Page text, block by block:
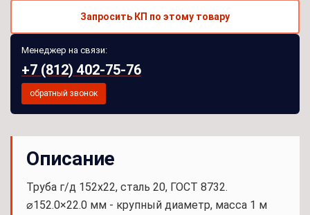
Запросить КП по этому товару
Менеджер на связи:
+7 (812) 402-75-76
обратный звонок
Описание
Труба г/д 152x22, сталь 20, ГОСТ 8732.
⌀152.0×22.0 мм - крупный диаметр, масса 1 м